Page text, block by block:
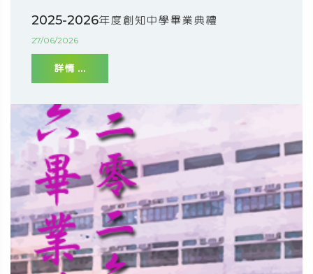
2025-2026年度創知中學畢業典禮
27/06/2026
詳情 ...